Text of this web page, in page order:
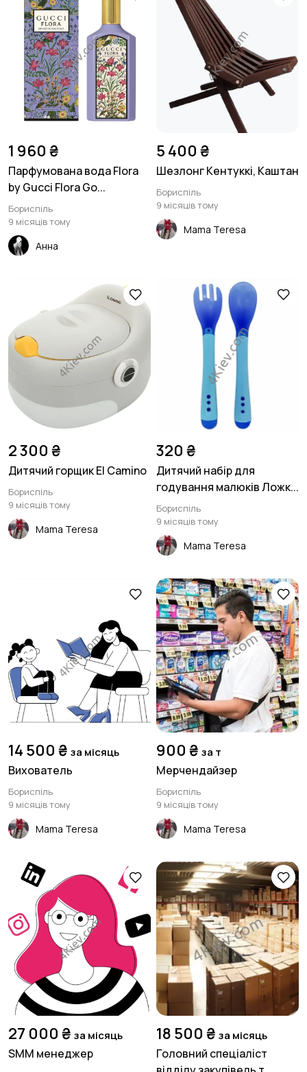
1 960 ₴
Парфумована вода Flora
by Gucci Flora Go...
Бориспіль
9 місяців тому
Анна
5 400 ₴
Шезлонг Кентуккі, Каштан
Бориспіль
9 місяців тому
Mama Teresa
2 300 ₴
Дитячий горщик El Camino
Бориспіль
9 місяців тому
Mama Teresa
320 ₴
Дитячий набір для
годування малюків Ложк...
Бориспіль
9 місяців тому
Mama Teresa
14 500 ₴ за місяць
Вихователь
Бориспіль
9 місяців тому
Mama Teresa
900 ₴ за т
Мерчендайзер
Бориспіль
9 місяців тому
Mama Teresa
27 000 ₴ за місяць
SMM менеджер
18 500 ₴ за місяць
Головний спеціаліст